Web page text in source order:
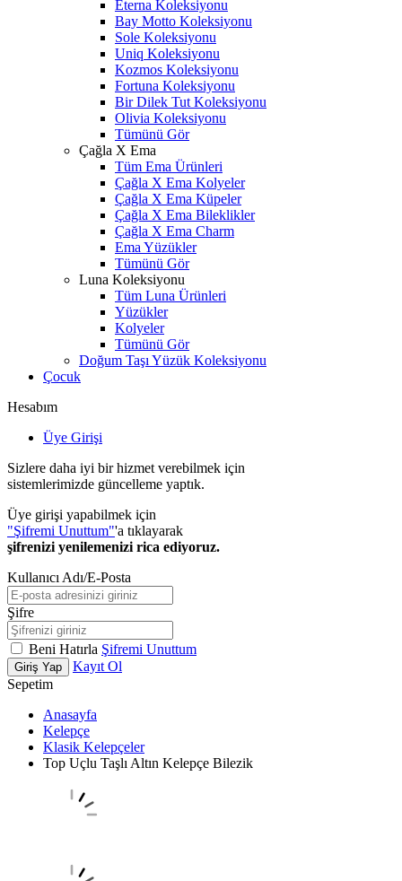
Eterna Koleksiyonu
Bay Motto Koleksiyonu
Sole Koleksiyonu
Uniq Koleksiyonu
Kozmos Koleksiyonu
Fortuna Koleksiyonu
Bir Dilek Tut Koleksiyonu
Olivia Koleksiyonu
Tümünü Gör
Çağla X Ema
Tüm Ema Ürünleri
Çağla X Ema Kolyeler
Çağla X Ema Küpeler
Çağla X Ema Bileklikler
Çağla X Ema Charm
Ema Yüzükler
Tümünü Gör
Luna Koleksiyonu
Tüm Luna Ürünleri
Yüzükler
Kolyeler
Tümünü Gör
Doğum Taşı Yüzük Koleksiyonu
Çocuk
Hesabım
Üye Girişi
Sizlere daha iyi bir hizmet verebilmek için
sistemlerimizde güncelleme yaptık.
Üye girişi yapabilmek için
"Şifremi Unuttum"'a tıklayarak
şifrenizi yenilemenizi rica ediyoruz.
Kullanıcı Adı/E-Posta
Şifre
Beni Hatırla Şifremi Unuttum
Giriş Yap
Kayıt Ol
Sepetim
Anasayfa
Kelepçe
Klasik Kelepçeler
Top Uçlu Taşlı Altın Kelepçe Bilezik